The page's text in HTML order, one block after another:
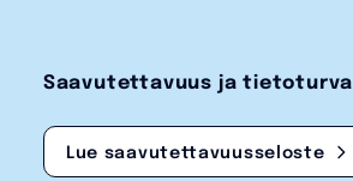
Saavutettavuus ja tietoturva
Lue saavutettavuusseloste